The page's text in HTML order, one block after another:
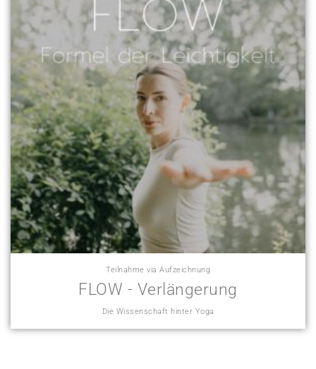
Teilnahme via Aufzeichnung
FLOW - Verlängerung
Die Wissenschaft hinter Yoga